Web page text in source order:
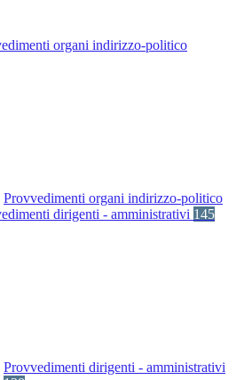
organi indirizzo-politico
Provvedimenti organi indirizzo-politico
dirigenti - amministrativi 145
Provvedimenti dirigenti - amministrativi